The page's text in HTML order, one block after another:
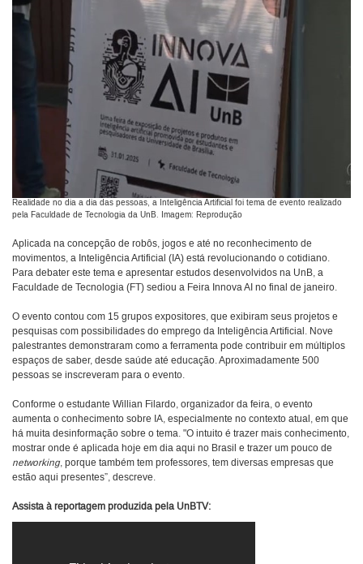
Realidade no dia a dia das pessoas, a Inteligência Artificial foi tema de evento realizado
pela Faculdade de Tecnologia da UnB. Imagem: Reprodução
Aplicada na concepção de robôs, jogos e até no reconhecimento de
movimentos, a Inteligência Artificial (IA) está revolucionando o cotidiano.
Para debater este tema e apresentar estudos desenvolvidos na UnB, a
Faculdade de Tecnologia (FT) sediou a Feira Innova AI no final de janeiro.
O evento contou com 15 grupos expositores, que exibiram seus projetos e
pesquisas com possibilidades do emprego da Inteligência Artificial. Nove
palestrantes demonstraram como a ferramenta pode contribuir em múltiplos
espaços de saber, desde saúde até educação. Aproximadamente 500
pessoas se inscreveram para o evento.
Conforme o estudante Willian Filardo, organizador da feira, o evento
aumenta o conhecimento sobre IA, especialmente no contexto atual, em que
há muita desinformação sobre o tema. "O intuito é trazer mais conhecimento,
mostrar onde é aplicada hoje em dia aqui no Brasil e trazer um pouco de
networking, porque também tem professores, tem diversas empresas que
estão aqui presentes”, descreve.
Assista à reportagem produzida pela UnBTV: